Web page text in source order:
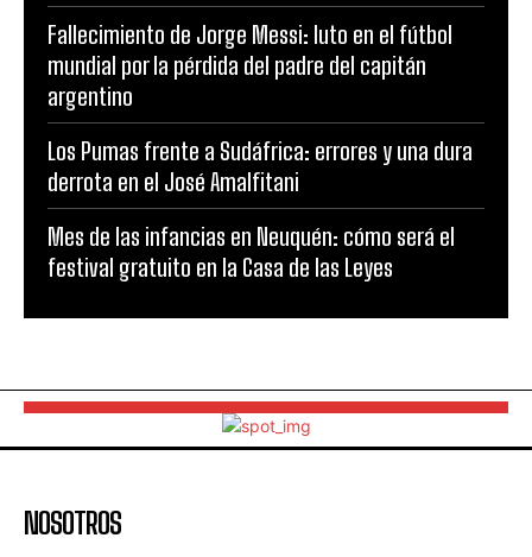
Fallecimiento de Jorge Messi: luto en el fútbol
mundial por la pérdida del padre del capitán
argentino
Los Pumas frente a Sudáfrica: errores y una dura
derrota en el José Amalfitani
Mes de las infancias en Neuquén: cómo será el
festival gratuito en la Casa de las Leyes
NOSOTROS